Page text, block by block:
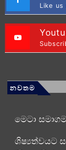
Like us
නවතම
මෙටා
ශිෂ්‍යත්වයට